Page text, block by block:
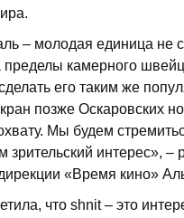
– молодая единица не
камерного
его таким же
позже Оскаровских
Мы будем
зрительский интерес»,
«Время кино»
что shnit – это